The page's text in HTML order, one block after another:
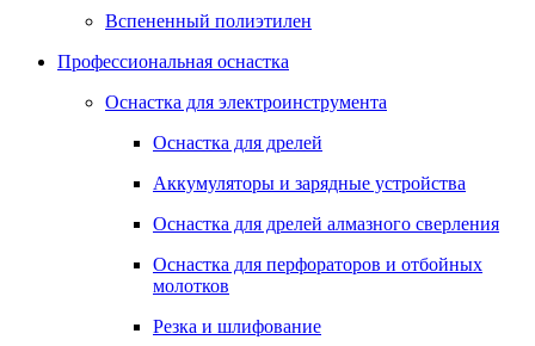
Вспененный полиэтилен
Профессиональная оснастка
Оснастка для электроинструмента
Оснастка для дрелей
Аккумуляторы и зарядные устройства
Оснастка для дрелей алмазного сверления
Оснастка для перфораторов и отбойных
молотков
Резка и шлифование